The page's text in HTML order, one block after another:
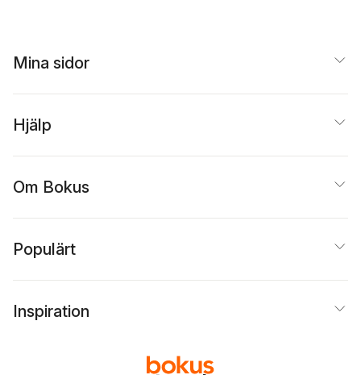
Mina sidor
Hjälp
Om Bokus
Populärt
Inspiration